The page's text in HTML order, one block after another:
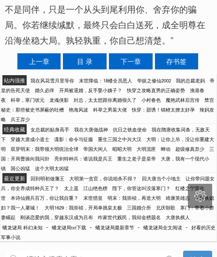
不是同伴，只是一个从头到尾利用你、舍弃你的骗
局。你若继续缄默，最终只会白白送死，成全明尊在
沿海坐稳大局。孰轻孰重，你自己想清楚。”
上一章 目 录 下一章 存书签
站内强推 我在风花雪月里等你 末世降临：18楼全员恶人 华娱之修仙2002 我的总裁老妈
帝
皇的告死天使
婚久必痒 开局被退婚，反手娶小姨子？ 快穿之攻略直男的正确姿势
渔港春
夜
科举，寒门状元 龙魂侠影 封总，太太想跟你离婚很久了 小村春色 魔艳武林后宫传
禁宫
秘史：那些被史书屏蔽的吐槽
艳海风波 科举之男装大佬 快穿：甜诱！锦鲤太撩太好孕
辣妈攻
略
兵王弃少
经典收藏 女总裁的贴身高手 我在大唐做战神 抗日之铁血使命
我在隋唐收集词条，无敌天
下
穿越大唐成小道士 谍影：命令与征服 重生三国之中兴大汉
大明：让你上吊，没让你重建大
明
双穿明末：我带领大明统治全球 帝国大闲人 昭昭大明 大明流匪 蝉动 超级修真弃少
三
国：开局曹操向我问卦
亮剑特种兵：谁说我是兵王 重生之老子是皇帝
大唐，我有一个现代小
镇
国公凶猛 这个大明太凶猛
最近更新 回到明初做藩王 大明第一贪官，你说咱杀不得？ 回大唐当个小地主
让你带问题女
兵，你全养成特种兵王了？
太上遥 江山绝色榜 陛下，你管这叫没落寒门？
红楼之宁荣在
世
本诗仙拥兵百万，你让我自重？ 末世猎皇 明末：我崇祯，再造大明 靖康英雄志
杀敌换媳
妇？我一人屠城！
大明1629：我崇祯，开局单挑皇太极 三国婚介所 北庆朝歌
寒门：带着小娇
妻崛起
刚谈恋爱的我，穿越东汉成为吕布 咋家世代贱民，我却金榜题名
大唐执棋人
蟠龙谜局 科幻未知 - 蟠龙谜局txt下载 - 蟠龙谜局最新章节 - 蟠龙谜局全文阅读 - 好看的历史
军事小说
